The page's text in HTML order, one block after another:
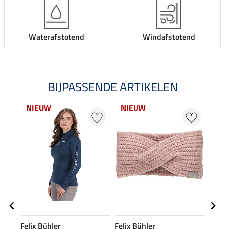
Waterafstotend Windafstotend
BIJPASSENDE ARTIKELEN
NIEUW
Felix Bühler
NIEUW
Felix Bühler